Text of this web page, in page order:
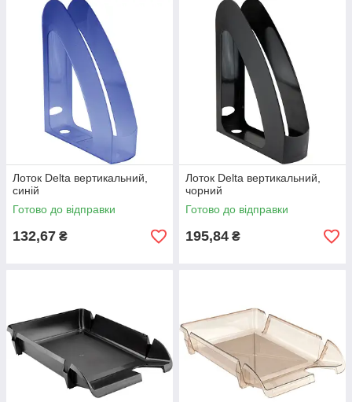
Лоток Delta вертикальний,
синій
Готово до відправки
132,67 ₴
Лоток Delta вертикальний,
чорний
Готово до відправки
195,84 ₴